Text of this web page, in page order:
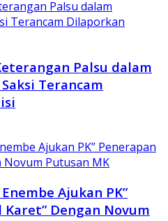
Palsu dalam
Terancam
Ajukan PK”
Karet” Dengan Novum